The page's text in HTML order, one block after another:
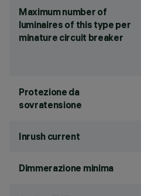
Maximum number of
luminaires of this type per
minature circuit breaker
Protezione da
sovratensione
Inrush current
Dimmerazione minima